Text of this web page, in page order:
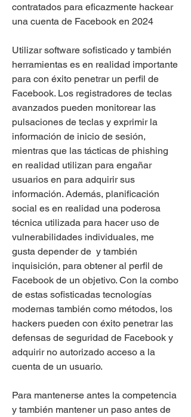
contratados para eficazmente hackear
una cuenta de Facebook en 2024
Utilizar software sofisticado y también
herramientas es en realidad importante
para con éxito penetrar un perfil de
Facebook. Los registradores de teclas
avanzados pueden monitorear las
pulsaciones de teclas y exprimir la
información de inicio de sesión,
mientras que las tácticas de phishing
en realidad utilizan para engañar
usuarios en para adquirir sus
información. Además, planificación
social es en realidad una poderosa
técnica utilizada para hacer uso de
vulnerabilidades individuales, me
gusta depender de  y también
inquisición, para obtener al perfil de
Facebook de un objetivo. Con la combo
de estas sofisticadas tecnologías
modernas también como métodos, los
hackers pueden con éxito penetrar las
defensas de seguridad de Facebook y
adquirir no autorizado acceso a la
cuenta de un usuario.
Para mantenerse antes la competencia
y también mantener un paso antes de